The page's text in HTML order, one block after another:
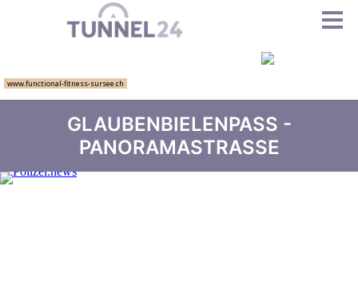
GLAUBENBIELENPASS -
PANORAMASTRASSE